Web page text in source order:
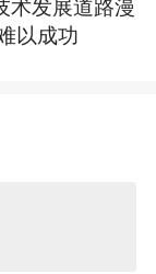
以成功